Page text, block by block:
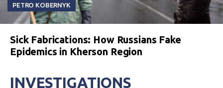
PETRO KOBERNYK
Sick Fabrications: How Russians Fake
Epidemics in Kherson Region
INVESTIGATIONS